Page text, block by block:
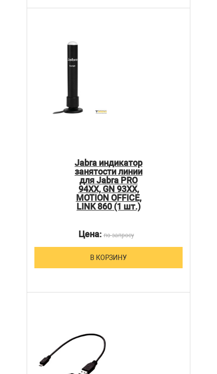
Jabra индикатор
занятости линии
для Jabra PRO
94XX, GN 93XX,
MOTION OFFICE,
LINK 860 (1 шт.)
Цена:по запросу
В КОРЗИНУ